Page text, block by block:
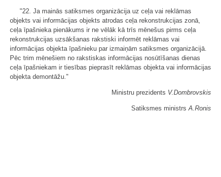
"22. Ja mainās satiksmes organizācija uz ceļa vai reklāmas
objekts vai informācijas objekts atrodas ceļa rekonstrukcijas zonā,
ceļa īpašnieka pienākums ir ne vēlāk kā trīs mēnešus pirms ceļa
rekonstrukcijas uzsākšanas rakstiski informēt reklāmas vai
informācijas objekta īpašnieku par izmaiņām satiksmes organizācijā.
Pēc trim mēnešiem no rakstiskas informācijas nosūtīšanas dienas
ceļa īpašniekam ir tiesības pieprasīt reklāmas objekta vai informācijas
objekta demontāžu."
Ministru prezidents V.Dombrovskis
Satiksmes ministrsA.Ronis